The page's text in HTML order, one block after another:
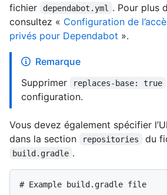
fichier
dependabot.yml
. Pour plus
consultez « Configuration de
privés pour Dependabot ».
Remarque
Supprimer
replaces-base: true
configuration.
Vous devez également spécifier
dans la section
repositories du
build.gradle .
# Example build.gradle file